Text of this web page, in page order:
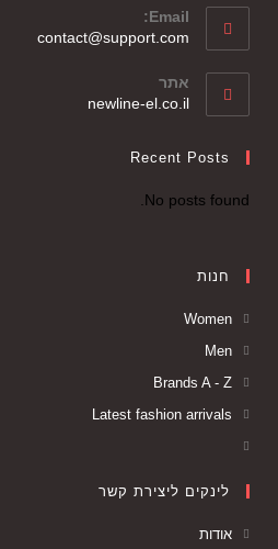
Email:
contact@support.com
אתר
newline-el.co.il
Recent Posts
No posts found.
חנות
Women
Men
Brands A - Z
Latest fashion arrivals
לינקים ליצירת קשר
אודות